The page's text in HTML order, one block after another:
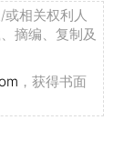
相关权利人
摘编、复制及
，获得书面